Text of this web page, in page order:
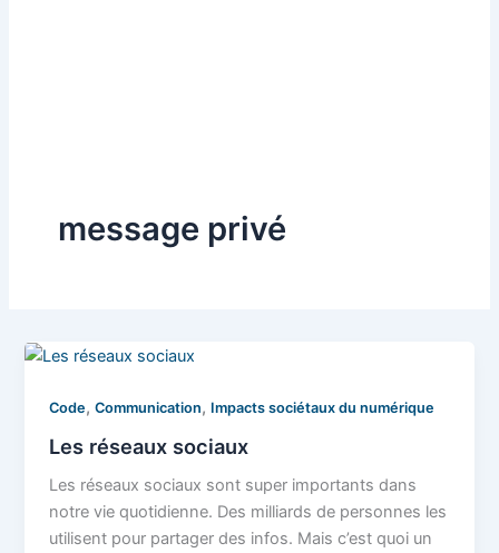
message privé
Code,Communication, Impacts sociétaux du numérique
Les réseaux sociaux
Les réseaux sociaux sont super importants dans
notre vie quotidienne. Des milliards de personnes les
utilisent pour partager des infos. Mais c’est quoi un